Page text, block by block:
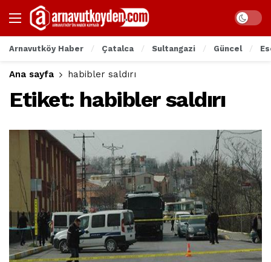
Arnavutköy Haber Çatalca Sultangazi Güncel
Ana sayfa habibler saldırı
Etiket: habibler saldırı